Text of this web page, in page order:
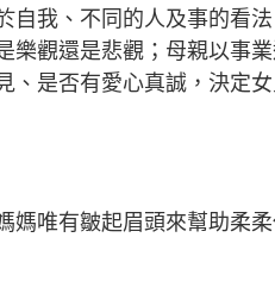
自我、不同的人及事的看
樂觀還是悲觀；母親以事
、是否有愛心真誠，決定
媽唯有皺起眉頭來幫助柔